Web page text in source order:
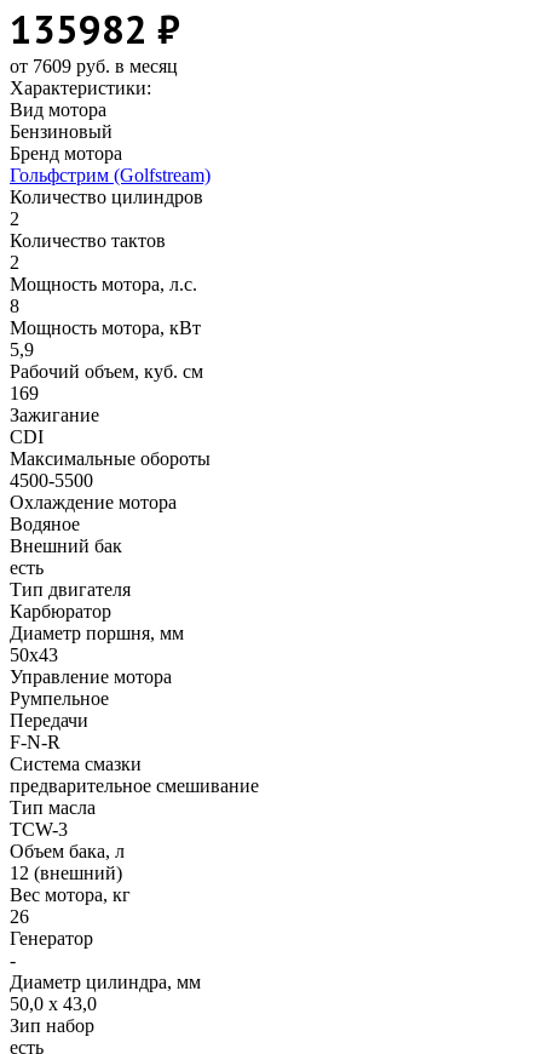
135982 ₽
от 7609 руб. в месяц
Характеристики:
Вид мотора
Бензиновый
Бренд мотора
Гольфстрим (Golfstream)
Количество цилиндров
2
Количество тактов
2
Мощность мотора, л.с.
8
Мощность мотора, кВт
5,9
Рабочий объем, куб. см
169
Зажигание
CDI
Максимальные обороты
4500-5500
Охлаждение мотора
Водяное
Внешний бак
есть
Тип двигателя
Карбюратор
Диаметр поршня, мм
50x43
Управление мотора
Румпельное
Передачи
F-N-R
Система смазки
предварительное смешивание
Тип масла
TCW-3
Объем бака, л
12 (внешний)
Вес мотора, кг
26
Генератор
-
Диаметр цилиндра, мм
50,0 x 43,0
Зип набор
есть